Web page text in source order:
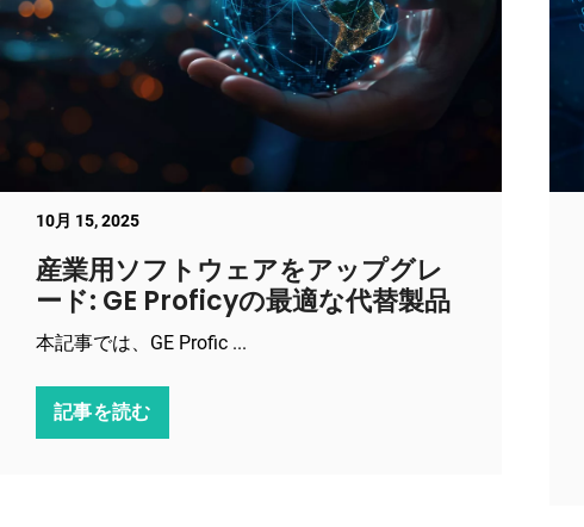
10月 15, 2025
産業用ソフトウェアをアップグレ
ード: GE Proficyの最適な代替製品
本記事では、GE Profic ...
記事を読む